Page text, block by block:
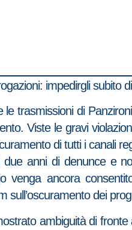
impedirgli subito
le trasmissioni di
Viste le gravi
di tutti i canali
anni di denunce e
venga ancora
sull’oscuramento dei
ambiguità di